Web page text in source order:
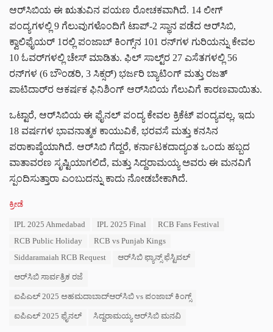
ಆರ್‌ಸಿಬಿಯ ಈ ಋತುವಿನ ಪಯಣ ರೋಚಕವಾಗಿದೆ. 14 ಲೀಗ್
ಪಂದ್ಯಗಳಲ್ಲಿ 9 ಗೆಲುವುಗಳೊಂದಿಗೆ ಟಾಪ್-2 ಸ್ಥಾನ ಪಡೆದ ಆರ್‌ಸಿಬಿ,
ಕ್ವಾಲಿಫೈಯರ್ 1ರಲ್ಲಿ ಪಂಜಾಬ್ ಕಿಂಗ್ಸ್‌ನ 101 ರನ್‌ಗಳ ಗುರಿಯನ್ನು ಕೇವಲ
10 ಓವರ್‌ಗಳಲ್ಲಿ ಚೇಸ್ ಮಾಡಿತು. ಫಿಲ್ ಸಾಲ್ಟ್‌ರ 27 ಎಸೆತಗಳಲ್ಲಿ 56
ರನ್‌ಗಳ (6 ಬೌಂಡರಿ, 3 ಸಿಕ್ಸರ್) ಭರ್ಜರಿ ಬ್ಯಾಟಿಂಗ್ ಮತ್ತು ರಜತ್
ಪಾಟಿದಾರ್‌ರ ಆಕರ್ಷಕ ಫಿನಿಶಿಂಗ್ ಆರ್‌ಸಿಬಿಯ ಗೆಲುವಿಗೆ ಕಾರಣವಾಯಿತು.
ಒಟ್ಟಾರೆ, ಆರ್‌ಸಿಬಿಯ ಈ ಫೈನಲ್ ಪಂದ್ಯ ಕೇವಲ ಕ್ರಿಕೆಟ್ ಪಂದ್ಯವಲ್ಲ, ಇದು
18 ವರ್ಷಗಳ ಭಾವನಾತ್ಮಕ ಕಾಯುವಿಕೆ, ಭರವಸೆ ಮತ್ತು ಕನಸಿನ
ಪರಾಕಾಷ್ಠೆಯಾಗಿದೆ. ಆರ್‌ಸಿಬಿ ಗೆದ್ದರೆ, ಕರ್ನಾಟಕದಾದ್ಯಂತ ಒಂದು ಹಬ್ಬದ
ವಾತಾವರಣ ಸೃಷ್ಟಿಯಾಗಲಿದೆ, ಮತ್ತು ಸಿದ್ದರಾಮಯ್ಯ ಅವರು ಈ ಮನವಿಗೆ
ಸ್ಪಂದಿಸುತ್ತಾರಾ ಎಂಬುದನ್ನು ಕಾದು ನೋಡಬೇಕಾಗಿದೆ.
C
ಕ್ರೀಡೆ
IPL 2025 Ahmedabad IPL 2025 Final
RCB Fans Festival
RCB Public Holiday
RCB vs Punjab Kings
Siddaramaiah RCB Request
ಆರ್‌ಸಿಬಿ ಫ್ಯಾನ್ಸ್ ಫೆಸ್ಟಿವಲ್
ಆರ್‌ಸಿಬಿ ಸಾರ್ವತ್ರಿಕ ರಜೆ
ಐಪಿಎಲ್ 2025 ಅಹಮದಾಬಾದ್ಆರ್‌ಸಿಬಿ vs ಪಂಜಾಬ್ ಕಿಂಗ್ಸ್
ಐಪಿಎಲ್ 2025 ಫೈನಲ್ ಸಿದ್ದರಾಮಯ್ಯ ಆರ್‌ಸಿಬಿ ಮನವಿ